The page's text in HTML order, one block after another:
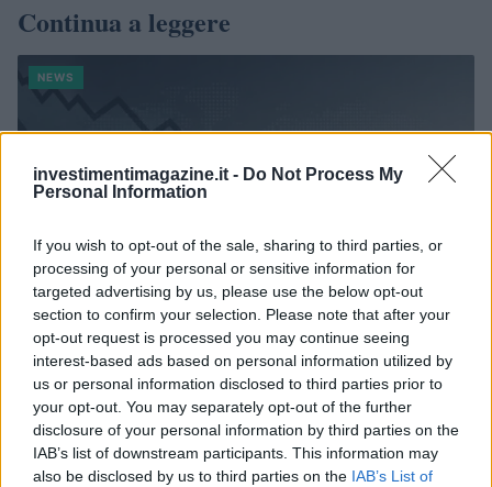
investimentimagazine.it - Do Not Process My
Personal Information
If you wish to opt-out of the sale, sharing to third parties, or
processing of your personal or sensitive information for
targeted advertising by us, please use the below opt-out
section to confirm your selection. Please note that after your
opt-out request is processed you may continue seeing
interest-based ads based on personal information utilized by
us or personal information disclosed to third parties prior to
your opt-out. You may separately opt-out of the further
disclosure of your personal information by third parties on the
IAB’s list of downstream participants. This information may
also be disclosed by us to third parties on the IAB’s List of
Continua a leggere
NEWS
Petrolio in calo, Brent a 88.9 USD dopo un ribasso del 8.3%
Andrea Innocenti · 7 Ago 2026
NEWS